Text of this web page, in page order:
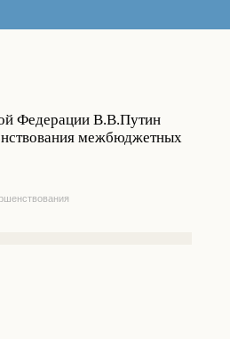
Федерации В.В.Путин
межбюджетных